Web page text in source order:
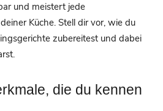
und meistert jede
Küche. Stell dir vor, wie du
zubereitest und dabei
die du kennen